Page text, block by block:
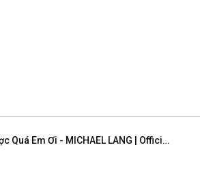
Sầu Riêng Năm Nay Được Quá Em Ơi - MICHAEL LANG | Official M/V | Version 2023 (Cha Cha Cha)